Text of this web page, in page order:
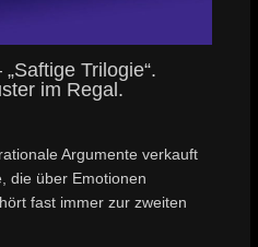
Trilogie“.
im Regal.
Argumente verkauft
die über Emotionen
fast immer zur zweiten